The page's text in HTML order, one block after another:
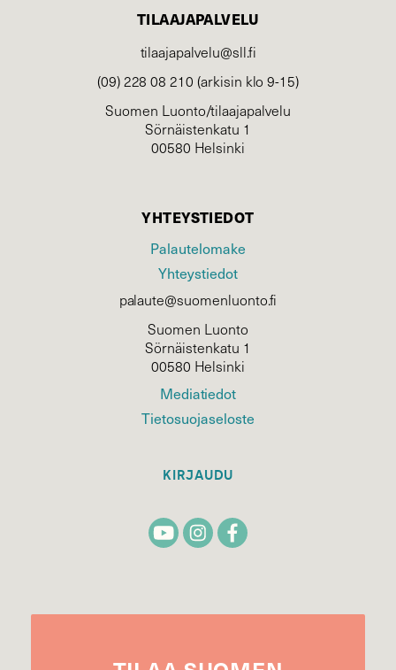
TILAAJAPALVELU
tilaajapalvelu@sll.fi
(09) 228 08 210 (arkisin klo 9-15)
Suomen Luonto/tilaajapalvelu
Sörnäistenkatu 1
00580 Helsinki
YHTEYSTIEDOT
Palautelomake
Yhteystiedot
palaute@suomenluonto.fi
Suomen Luonto
Sörnäistenkatu 1
00580 Helsinki
Mediatiedot
Tietosuojaseloste
KIRJAUDU